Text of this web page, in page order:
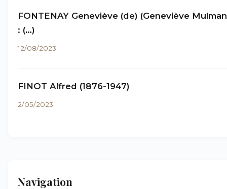
FONTENAY Geneviève (de) (Geneviève
: (…)
12/08/2023
FINOT Alfred (1876-1947)
2/05/2023
Navigation